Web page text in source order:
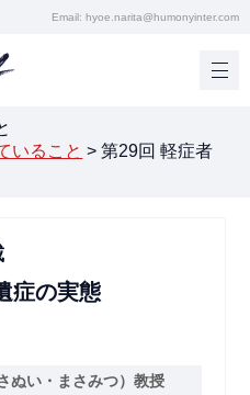
Email: hyoe.narita@humonyinter.com
いること >第29回 軽症者
症の実態
ぬい・まさみつ）教授